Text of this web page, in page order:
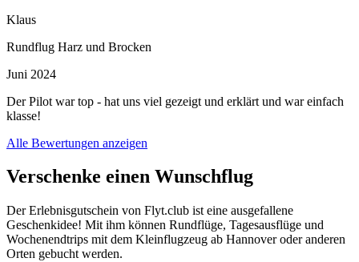
Klaus
Rundflug Harz und Brocken
Juni 2024
Der Pilot war top - hat uns viel gezeigt und erklärt und war einfach
klasse!
Alle Bewertungen anzeigen
Verschenke einen Wunschflug
Der Erlebnisgutschein von Flyt.club ist eine ausgefallene
Geschenkidee! Mit ihm können Rundflüge, Tagesausflüge und
Wochenendtrips mit dem Kleinflugzeug ab Hannover oder anderen
Orten gebucht werden.